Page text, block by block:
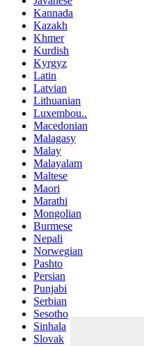
Kannada
Kazakh
Khmer
Kurdish
Kyrgyz
Latin
Latvian
Lithuanian
Luxembou..
Macedonian
Malagasy
Malay
Malayalam
Maltese
Maori
Marathi
Mongolian
Burmese
Nepali
Norwegian
Pashto
Persian
Punjabi
Serbian
Sesotho
Sinhala
Slovak